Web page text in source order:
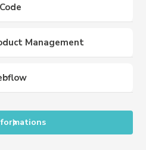
Management
formations